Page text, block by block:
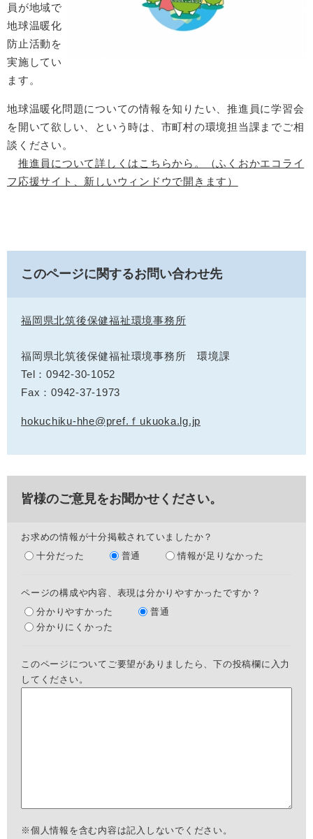
員が地域で
地球温暖化
防止活動を
実施してい
ます。
地球温暖化問題についての情報を知りたい、推進員に学習会
を開いて欲しい、という時は、市町村の環境担当課までご相
談ください。
推進員について詳しくはこちらから。（ふくおかエコライ
フ応援サイト、新しいウィンドウで開きます）
このページに関するお問い合わせ先
福岡県北筑後保健福祉環境事務所
福岡県北筑後保健福祉環境事務所 環境課
Tel：0942-30-1052
Fax：0942-37-1973
hokuchiku-hhe@pref.ｆukuoka.lg.jp
皆様のご意見をお聞かせください。
お求めの情報が十分掲載されていましたか？
十分だった
普通 情報が足りなかった
ページの構成や内容、表現は分かりやすかったですか？
分かりやすかった
普通
分かりにくかった
このページについてご要望がありましたら、下の投稿欄に入力
してください。
※個人情報を含む内容は記入しないでください。